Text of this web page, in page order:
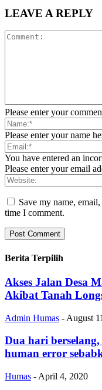
LEAVE A REPLY
Please enter your
Please enter your name
You have entered an
Please enter your email
Save my name,
time I comment.
Berita Terpilih
Akses Jalan Desa
Akibat Tanah
Admin Humas - August
Dua hari
human error
Humas - April 4, 2020